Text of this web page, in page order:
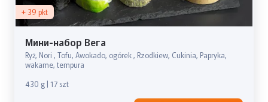
+ 39 pkt
Мини-набор Вега
Ryż, Nori , Tofu, Awokado, ogórek , Rzodkiew, Cukinia, Papryka,
wakame, tempura
430 g | 17 szt